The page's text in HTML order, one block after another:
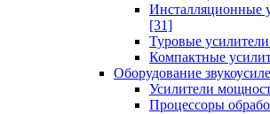
Инсталляционные
[31]
Туровые
Компактные
Оборудование
Усилители
Процессоры